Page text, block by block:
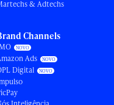
& Adtechs
Channels
Ads
Digital